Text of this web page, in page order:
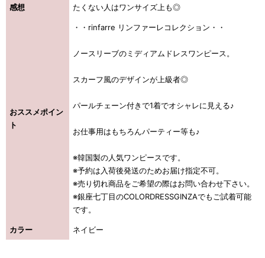
感想
たくない人はワンサイズ上も◎
おススメポイン
ト
・・rinfarre リンファーレコレクション・・
ノースリーブのミディアムドレスワンピース。
スカーフ風のデザインが上級者◎
パールチェーン付きで1着でオシャレに見える♪
お仕事用はもちろんパーティー等も♪
※韓国製の人気ワンピースです。
※予約は入荷後発送のためお届け指定不可。
※売り切れ商品をご希望の際はお問い合わせ下さい。
※銀座七丁目のCOLORDRESSGINZAでもご試着可能
です。
カラー ネイビー